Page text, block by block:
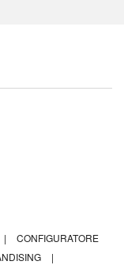
|
CONFIGURATORE
|